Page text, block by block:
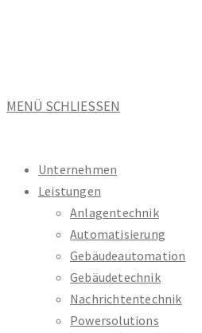
MENÜ SCHLIESSEN
Unternehmen
Leistungen
Anlagentechnik
Automatisierung
Gebäudeautomation
Gebäudetechnik
Nachrichtentechnik
Powersolutions